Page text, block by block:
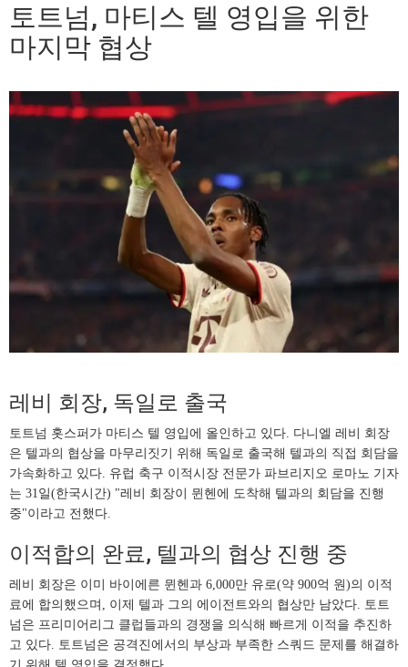
토트넘, 마티스 텔 영입을 위한
마지막 협상
레비 회장, 독일로 출국
토트넘 홋스퍼가 마티스 텔 영입에 올인하고 있다. 다니엘 레비 회장
은 텔과의 협상을 마무리짓기 위해 독일로 출국해 텔과의 직접 회담을
가속화하고 있다. 유럽 축구 이적시장 전문가 파브리지오 로마노 기자
는 31일(한국시간) "레비 회장이 뮌헨에 도착해 텔과의 회담을 진행
중"이라고 전했다.
이적합의 완료, 텔과의 협상 진행 중
레비 회장은 이미 바이에른 뮌헨과 6,000만 유로(약 900억 원)의 이적
료에 합의했으며, 이제 텔과 그의 에이전트와의 협상만 남았다. 토트
넘은 프리미어리그 클럽들과의 경쟁을 의식해 빠르게 이적을 추진하
고 있다. 토트넘은 공격진에서의 부상과 부족한 스쿼드 문제를 해결하